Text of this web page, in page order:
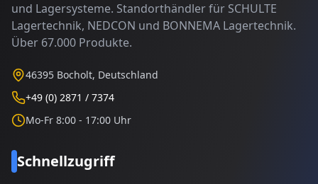
und Lagersysteme. Standorthändler für SCHULTE
Lagertechnik, NEDCON und BONNEMA Lagertechnik.
Über 67.000 Produkte.
46395 Bocholt, Deutschland
+49 (0) 2871 / 7374
Mo-Fr 8:00 - 17:00 Uhr
Schnellzugriff